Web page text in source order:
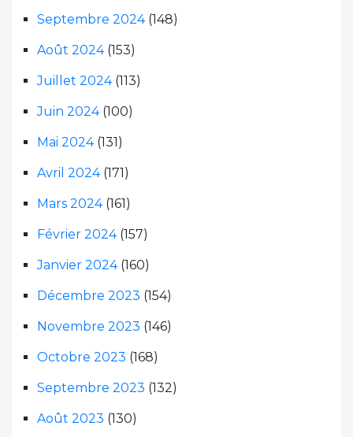
Septembre 2024(148)
Août 2024(153)
Juillet 2024(113)
Juin 2024(100)
Mai 2024(131)
Avril 2024(171)
Mars 2024(161)
Février 2024(157)
Janvier 2024(160)
Décembre 2023 (154)
Novembre 2023 (146)
Octobre 2023 (168)
Septembre 2023 (132)
Août 2023 (130)